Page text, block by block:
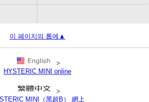
이 페이지의 톱에▲
>
HYSTERIC MINI online
>
MINI（黑超B） 網上